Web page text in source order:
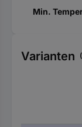
Min.
Varianten